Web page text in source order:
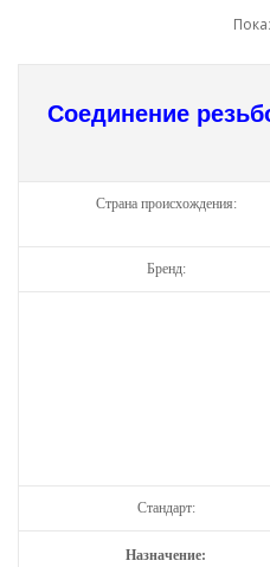
Соединение
Страна происхождения:
Бренд:
Стандарт:
Назначение: